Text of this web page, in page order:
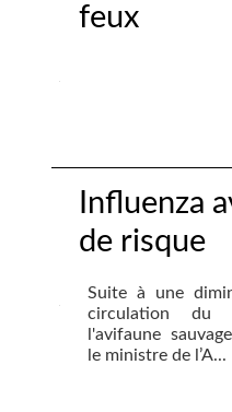
feux
Influenza
de risque
Suite à une
circulation du
l'avifaune
le ministre de l’A...